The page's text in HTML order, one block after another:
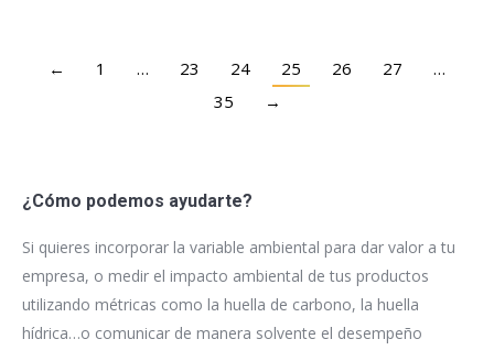
← 1 … 23 24 25 26 27
…
35
→
¿Cómo podemos ayudarte?
Si quieres incorporar la variable ambiental para dar valor a tu
empresa, o medir el impacto ambiental de tus productos
utilizando métricas como la huella de carbono, la huella
hídrica…o comunicar de manera solvente el desempeño